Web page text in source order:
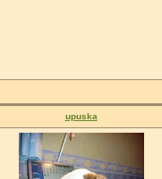
upuska